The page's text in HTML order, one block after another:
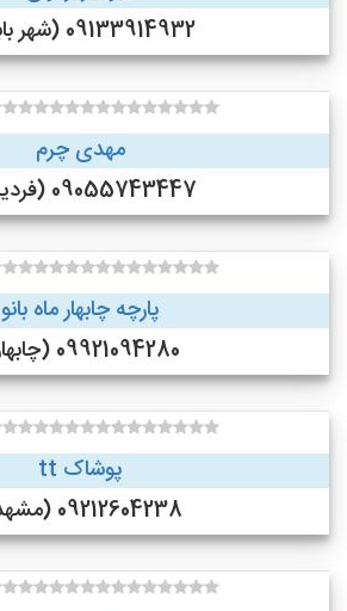
09133914932 (شهر بابک)
مهدی چرم
09055743447 (فردیس)
پارچه چابهار ماه بانو
09921094280 (چابهار )
پوشاک tt
09212604238 (مشهد )